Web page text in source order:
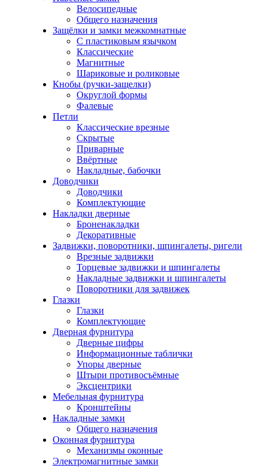
Велосипедные
Общего назначения
Защёлки и замки межкомнатные
С пластиковым язычком
Классические
Магнитные
Шариковые и роликовые
Кнобы (ручки-защелки)
Округлой формы
Фалевые
Петли
Классические врезные
Скрытые
Приварные
Ввёртные
Накладные, бабочки
Доводчики
Доводчики
Комплектующие
Накладки дверные
Броненакладки
Декоративные
Задвижки, поворотники, шпингалеты, ригели
Врезные задвижки
Торцевые задвижки и шпингалеты
Накладные задвижки и шпингалеты
Поворотники для задвижек
Глазки
Глазки
Комплектующие
Дверная фурнитура
Дверные цифры
Информационные таблички
Упоры дверные
Штыри противосъёмные
Эксцентрики
Мебельная фурнитура
Кронштейны
Накладные замки
Общего назначения
Оконная фурнитура
Механизмы оконные
Электромагнитные замки